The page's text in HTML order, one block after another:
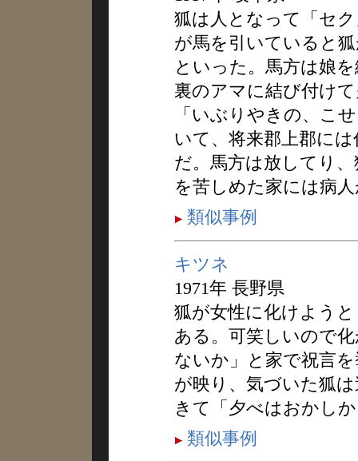
狐は人となって「セ
が馬を引いていると
といった。馬方は娘
裏のアマに結び付け
「いぶりやきの、こ
いて、将来郡上郡に
だ。馬方は放してり
を苦しめた家には病
類似事例
キツネ
1971年 長野県
狐が女性に化けよう
ある。可笑しいので
ないか」と家で祝言
が映り、気づいた狐
きて「夕べはおかし
類似事例